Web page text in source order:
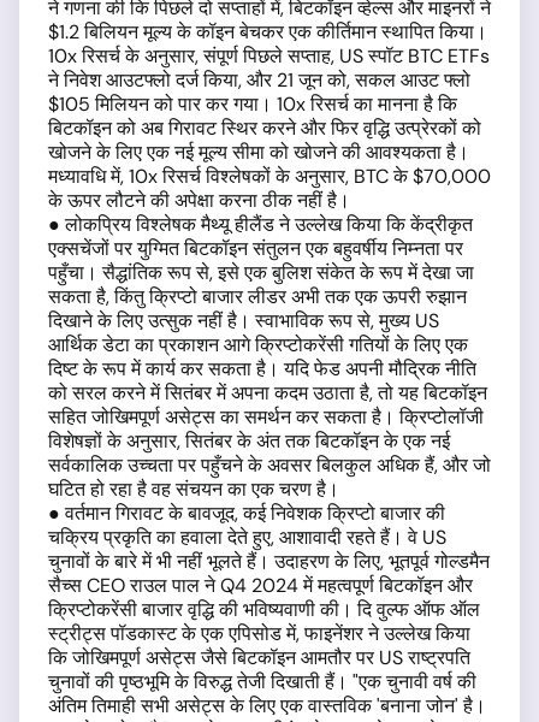
ने गणना की कि पिछले दो सप्ताहों में, बिटकॉइन व्हेल्स और माइनरों ने
$1.2 बिलियन मूल्य के कॉइन बेचकर एक कीर्तिमान स्थापित किया।
10x रिसर्च के अनुसार, संपूर्ण पिछले सप्ताह, US स्पॉट BTC ETFs
ने निवेश आउटफ्लो दर्ज किया, और 21 जून को, सकल आउट फ्लो
$105 मिलियन को पार कर गया। 10x रिसर्च का मानना है कि
बिटकॉइन को अब गिरावट स्थिर करने और फिर वृद्धि उत्प्रेरकों को
खोजने के लिए एक नई मूल्य सीमा को खोजने की आवश्यकता है।
मध्यावधि में, 10x रिसर्च विश्लेषकों के अनुसार, BTC के $70,000
के ऊपर लौटने की अपेक्षा करना ठीक नहीं है।
● लोकप्रिय विश्लेषक मैथ्यू हीलैंड ने उल्लेख किया कि केंद्रीकृत
एक्सचेंजों पर युग्मित बिटकॉइन संतुलन एक बहुवर्षीय निम्नता पर
पहुँचा। सैद्धांतिक रूप से, इसे एक बुलिश संकेत के रूप में देखा जा
सकता है, किंतु क्रिप्टो बाजार लीडर अभी तक एक ऊपरी रुझान
दिखाने के लिए उत्सुक नहीं है। स्वाभाविक रूप से, मुख्य US
आर्थिक डेटा का प्रकाशन आगे क्रिप्टोकरेंसी गतियों के लिए एक
दिष्ट के रूप में कार्य कर सकता है। यदि फेड अपनी मौद्रिक नीति
को सरल करने में सितंबर में अपना कदम उठाता है, तो यह बिटकॉइन
सहित जोखिमपूर्ण असेट्स का समर्थन कर सकता है। क्रिप्टोलॉजी
विशेषज्ञों के अनुसार, सितंबर के अंत तक बिटकॉइन के एक नई
सर्वकालिक उच्चता पर पहुँचने के अवसर बिलकुल अधिक हैं, और जो
घटित हो रहा है वह संचयन का एक चरण है।
● वर्तमान गिरावट के बावजूद, कई निवेशक क्रिप्टो बाजार की
चक्रिय प्रकृति का हवाला देते हुए, आशावादी रहते हैं। वे US
चुनावों के बारे में भी नहीं भूलते हैं। उदाहरण के लिए, भूतपूर्व गोल्डमैन
सैच्स CEO राउल पाल ने Q4 2024 में महत्वपूर्ण बिटकॉइन और
क्रिप्टोकरेंसी बाजार वृद्धि की भविष्यवाणी की। दि वुल्फ ऑफ ऑल
स्ट्रीट्स पॉडकास्ट के एक एपिसोड में, फाइनेंशर ने उल्लेख किया
कि जोखिमपूर्ण असेट्स जैसे बिटकॉइन आमतौर पर US राष्ट्रपति
चुनावों की पृष्ठभूमि के विरुद्ध तेजी दिखाती हैं। "एक चुनावी वर्ष की
अंतिम तिमाही सभी असेट्स के लिए एक वास्तविक 'बनाना जोन' है।